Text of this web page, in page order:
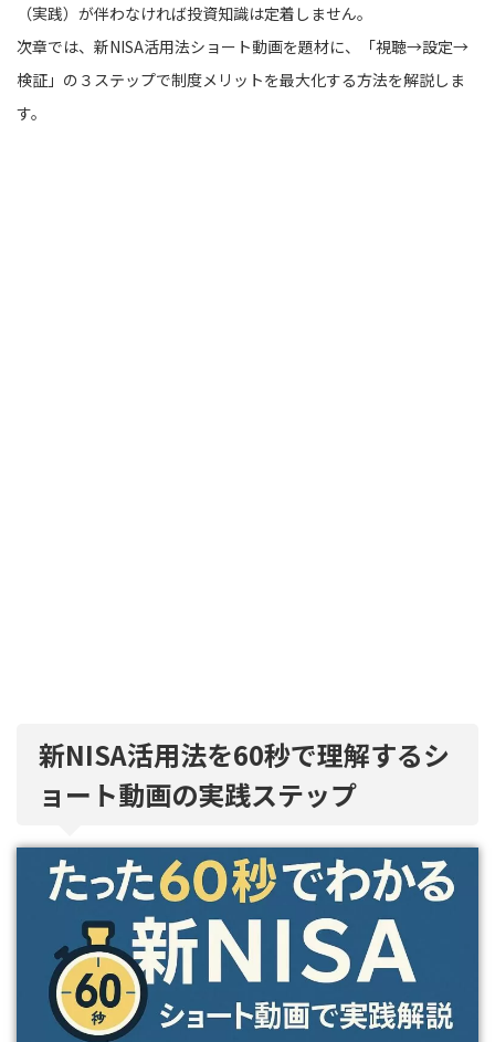
（実践）が伴わなければ投資知識は定着しません。
次章では、新NISA活用法ショート動画を題材に、「視聴→設定→
検証」の３ステップで制度メリットを最大化する方法を解説しま
す。
新NISA活用法を60秒で理解するシ
ョート動画の実践ステップ